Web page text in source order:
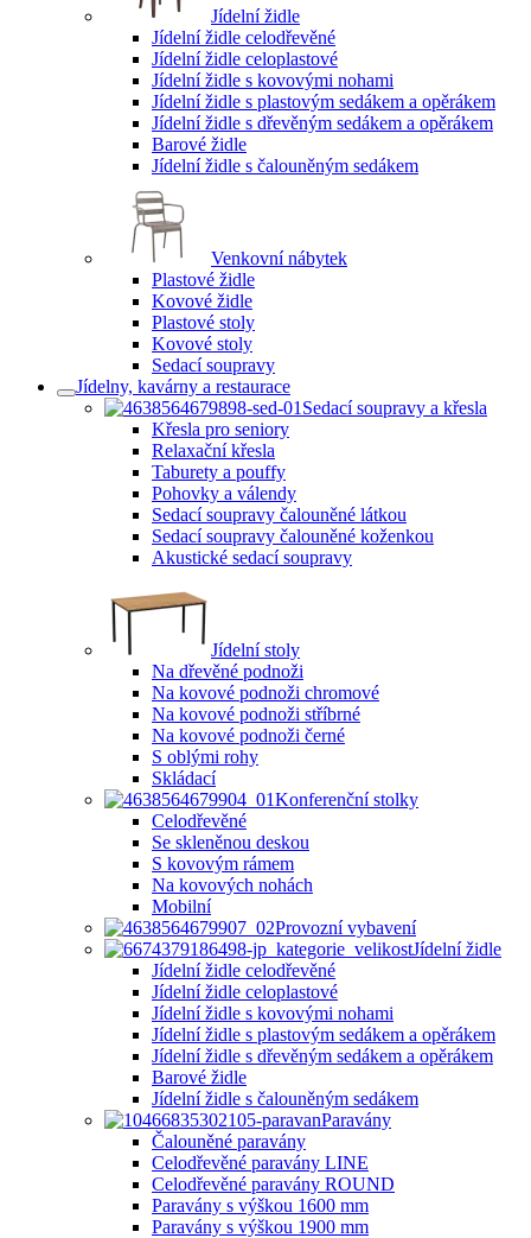
Jídelní židle
Jídelní židle celodřevěné
Jídelní židle celoplastové
Jídelní židle s kovovými nohami
Jídelní židle s plastovým sedákem a opěrákem
Jídelní židle s dřevěným sedákem a opěrákem
Barové židle
Jídelní židle s čalouněným sedákem
Venkovní nábytek
Plastové židle
Kovové židle
Plastové stoly
Kovové stoly
Sedací soupravy
Jídelny, kavárny a restaurace
Sedací soupravy a křesla
Křesla pro seniory
Relaxační křesla
Taburety a pouffy
Pohovky a válendy
Sedací soupravy čalouněné látkou
Sedací soupravy čalouněné koženkou
Akustické sedací soupravy
Jídelní stoly
Na dřevěné podnoži
Na kovové podnoži chromové
Na kovové podnoži stříbrné
Na kovové podnoži černé
S oblými rohy
Skládací
Konferenční stolky
Celodřevěné
Se skleněnou deskou
S kovovým rámem
Na kovových nohách
Mobilní
Provozní vybavení
Jídelní židle
Jídelní židle celodřevěné
Jídelní židle celoplastové
Jídelní židle s kovovými nohami
Jídelní židle s plastovým sedákem a opěrákem
Jídelní židle s dřevěným sedákem a opěrákem
Barové židle
Jídelní židle s čalouněným sedákem
Paravány
Čalouněné paravány
Celodřevěné paravány LINE
Celodřevěné paravány ROUND
Paravány s výškou 1600 mm
Paravány s výškou 1900 mm